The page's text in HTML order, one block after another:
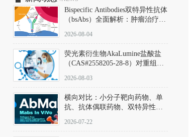
Bispecific Antibodies双特异性抗体
（bsAbs）全面解析：肿瘤治疗的
2026-08-04
荧光素衍生物AkaLumine盐酸盐
（CAS#2558205-28-8）对重组萤
数（Km）为2.06 μM；其近红外
发光特性赋予优异的组织穿透能
力，大幅增强成像信噪比，从而
实现活体动物模型中极低给药剂
量下的高灵敏度、非侵入式生物
2026-08-03
横向对比：小分子靶向药物、单
抗、抗体偶联药物、双特异性抗
及应用瓶颈
2026-07-22